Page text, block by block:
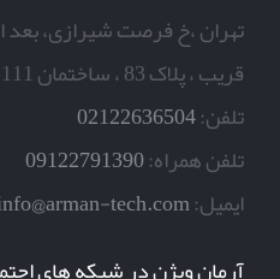
تهران ،خ فرصت شیرازی، بعد
قریب ، پلاک 83 ، ساختمان 111
تلفن:02122636504
تلفن همراه:09122791390
ایمیل:tech.com
آرمان ویژن در شبکه های